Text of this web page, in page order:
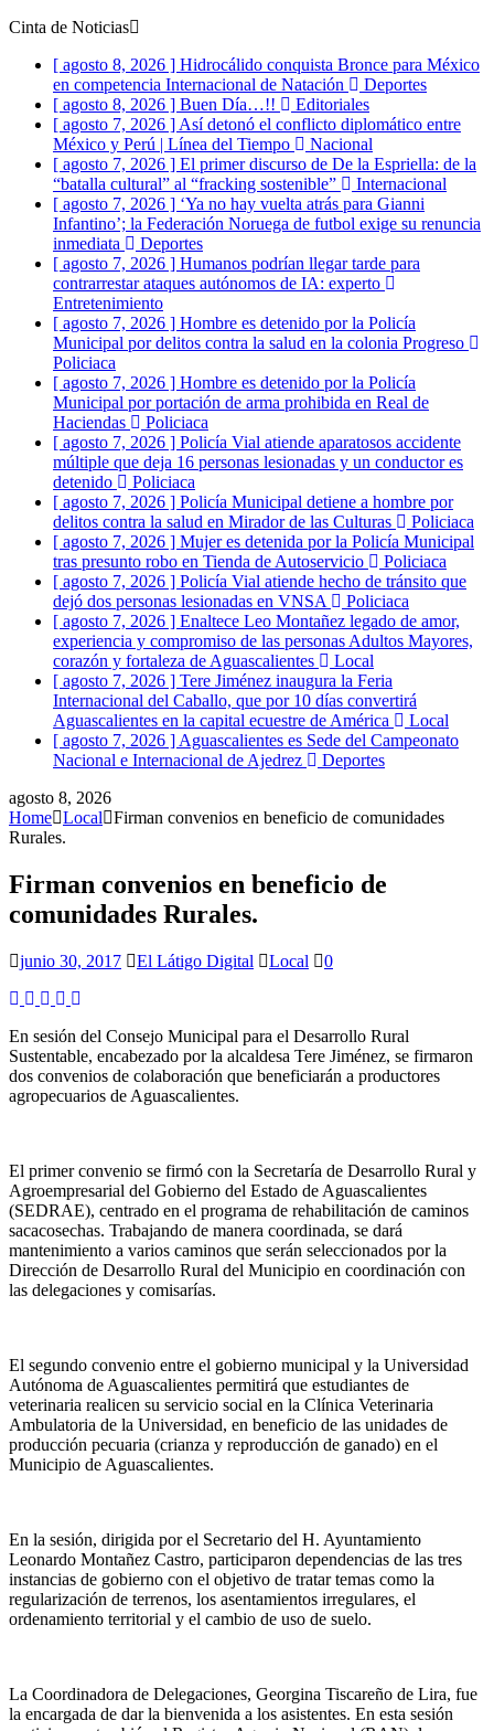
Cinta de Noticias
[ agosto 8, 2026 ] Hidrocálido conquista Bronce para México
en competencia Internacional de Natación
Deportes
[ agosto 8, 2026 ] Buen Día…!!
Editoriales
[ agosto 7, 2026 ] Así detonó el conflicto diplomático entre
México y Perú | Línea del Tiempo
Nacional
[ agosto 7, 2026 ] El primer discurso de De la Espriella: de la
“batalla cultural” al “fracking sostenible”
Internacional
[ agosto 7, 2026 ] ‘Ya no hay vuelta atrás para Gianni
Infantino’; la Federación Noruega de futbol exige su renuncia
inmediata
Deportes
[ agosto 7, 2026 ] Humanos podrían llegar tarde para
contrarrestar ataques autónomos de IA: experto
Entretenimiento
[ agosto 7, 2026 ] Hombre es detenido por la Policía
Municipal por delitos contra la salud en la colonia Progreso
Policiaca
[ agosto 7, 2026 ] Hombre es detenido por la Policía
Municipal por portación de arma prohibida en Real de
Haciendas
Policiaca
[ agosto 7, 2026 ] Policía Vial atiende aparatosos accidente
múltiple que deja 16 personas lesionadas y un conductor es
detenido
Policiaca
[ agosto 7, 2026 ] Policía Municipal detiene a hombre por
delitos contra la salud en Mirador de las Culturas
Policiaca
[ agosto 7, 2026 ] Mujer es detenida por la Policía Municipal
tras presunto robo en Tienda de Autoservicio
Policiaca
[ agosto 7, 2026 ] Policía Vial atiende hecho de tránsito que
dejó dos personas lesionadas en VNSA
Policiaca
[ agosto 7, 2026 ] Enaltece Leo Montañez legado de amor,
experiencia y compromiso de las personas Adultos Mayores,
corazón y fortaleza de Aguascalientes
Local
[ agosto 7, 2026 ] Tere Jiménez inaugura la Feria
Internacional del Caballo, que por 10 días convertirá
Aguascalientes en la capital ecuestre de América
Local
[ agosto 7, 2026 ] Aguascalientes es Sede del Campeonato
Nacional e Internacional de Ajedrez
Deportes
agosto 8, 2026
Home Local
Firman convenios en beneficio de comunidades
Rurales.
Firman convenios en beneficio de
comunidades Rurales.
junio 30, 2017 El Látigo Digital Local 0
En sesión del Consejo Municipal para el Desarrollo Rural
Sustentable, encabezado por la alcaldesa Tere Jiménez, se firmaron
dos convenios de colaboración que beneficiarán a productores
agropecuarios de Aguascalientes.
El primer convenio se firmó con la Secretaría de Desarrollo Rural y
Agroempresarial del Gobierno del Estado de Aguascalientes
(SEDRAE), centrado en el programa de rehabilitación de caminos
sacacosechas. Trabajando de manera coordinada, se dará
mantenimiento a varios caminos que serán seleccionados por la
Dirección de Desarrollo Rural del Municipio en coordinación con
las delegaciones y comisarías.
El segundo convenio entre el gobierno municipal y la Universidad
Autónoma de Aguascalientes permitirá que estudiantes de
veterinaria realicen su servicio social en la Clínica Veterinaria
Ambulatoria de la Universidad, en beneficio de las unidades de
producción pecuaria (crianza y reproducción de ganado) en el
Municipio de Aguascalientes.
En la sesión, dirigida por el Secretario del H. Ayuntamiento
Leonardo Montañez Castro, participaron dependencias de las tres
instancias de gobierno con el objetivo de tratar temas como la
regularización de terrenos, los asentamientos irregulares, el
ordenamiento territorial y el cambio de uso de suelo.
La Coordinadora de Delegaciones, Georgina Tiscareño de Lira, fue
la encargada de dar la bienvenida a los asistentes. En esta sesión